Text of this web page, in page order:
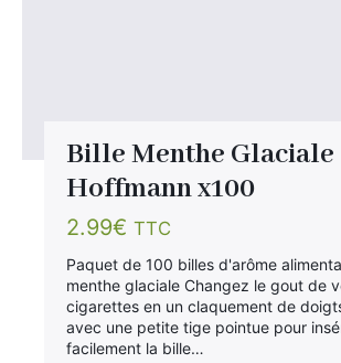
Bille Menthe Glaciale
Hoffmann x100
2.99€ TTC
Paquet de 100 billes d'arôme
menthe glaciale Changez le gout de
cigarettes en un claquement de
avec une petite tige pointue pour
facilement la bille…